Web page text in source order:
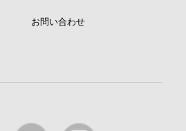
お問い合わせ